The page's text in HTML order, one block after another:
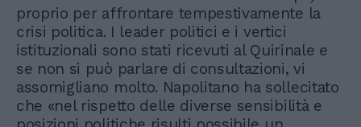
proprio per affrontare tempestivamente la
crisi politica. I leader politici e i vertici
istituzionali sono stati ricevuti al Quirinale e
se non si può parlare di consultazioni, vi
assomigliano molto. Napolitano ha sollecitato
che «nel rispetto delle diverse sensibilità e